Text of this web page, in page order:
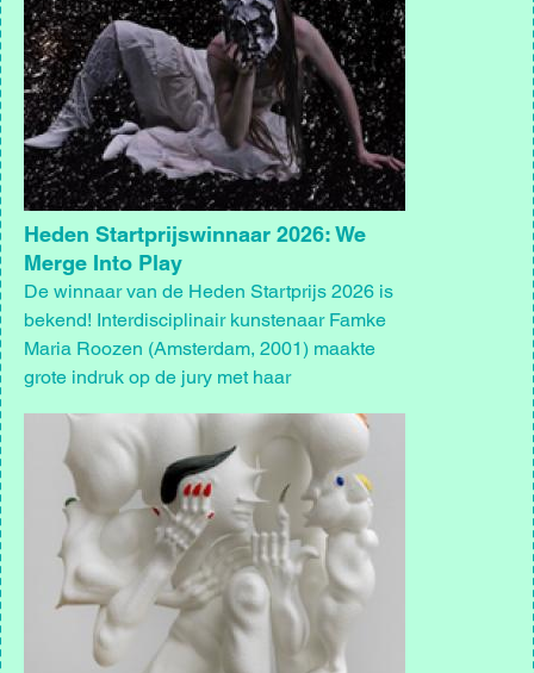
Heden Startprijswinnaar 2026: We
Merge Into Play
De winnaar van de Heden Startprijs 2026 is
bekend! Interdisciplinair kunstenaar Famke
Maria Roozen (Amsterdam, 2001) maakte
grote indruk op de jury met haar
Afbeelding